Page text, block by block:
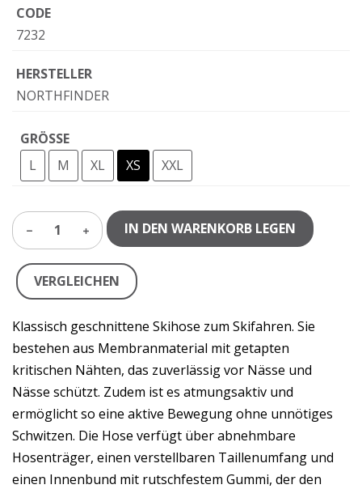
CODE
7232
HERSTELLER
NORTHFINDER
GRÖSSE
L
M XL XS XXL
1 IN DEN WARENKORB LEGEN
VERGLEICHEN
Klassisch geschnittene Skihose zum Skifahren. Sie
bestehen aus Membranmaterial mit getapten
kritischen Nähten, das zuverlässig vor Nässe und
Nässe schützt. Zudem ist es atmungsaktiv und
ermöglicht so eine aktive Bewegung ohne unnötiges
Schwitzen. Die Hose verfügt über abnehmbare
Hosenträger, einen verstellbaren Taillenumfang und
einen Innenbund mit rutschfestem Gummi, der den